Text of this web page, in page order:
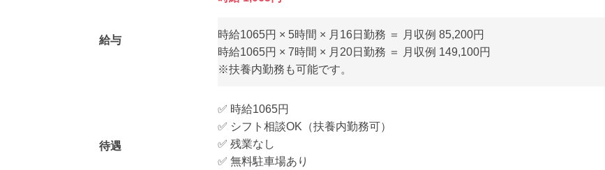
給与
時給1065円 × 5時間 × 月16日勤務 ＝ 月収例 85,200円
時給1065円 × 7時間 × 月20日勤務 ＝ 月収例 149,100円
※扶養内勤務も可能です。
待遇
✅ 時給1065円
✅ シフト相談OK（扶養内勤務可）
✅ 残業なし
✅ 無料駐車場あり